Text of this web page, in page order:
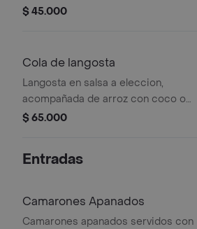
Incluye tostada y guarnición de
$ 45.000
Cola de langosta
Langosta en salsa a eleccion,
acompañada de arroz con coco o
blanco, tostada y ensalada.
$ 65.000
Entradas
Camarones Apanados
Camarones apanados servidos con